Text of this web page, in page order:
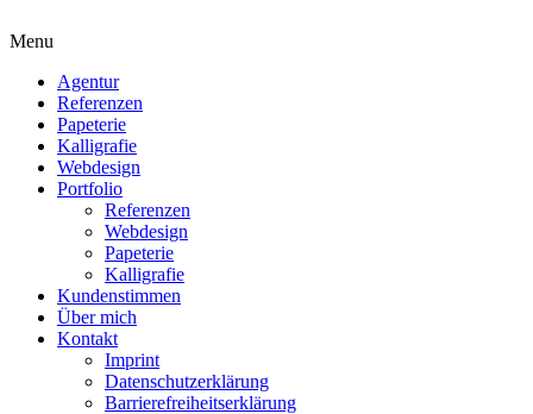
Menu
Agentur
Referenzen
Papeterie
Kalligrafie
Webdesign
Portfolio
Referenzen
Webdesign
Papeterie
Kalligrafie
Kundenstimmen
Über mich
Kontakt
Imprint
Datenschutzerklärung
Barrierefreiheitserklärung